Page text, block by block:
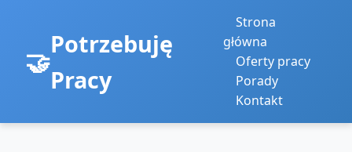
Potrzebuję
Pracy
Strona
główna
Oferty pracy
Porady
Kontakt